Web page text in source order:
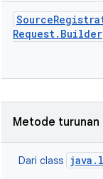
Source
Request. Builder
Metode turunan
Dari class